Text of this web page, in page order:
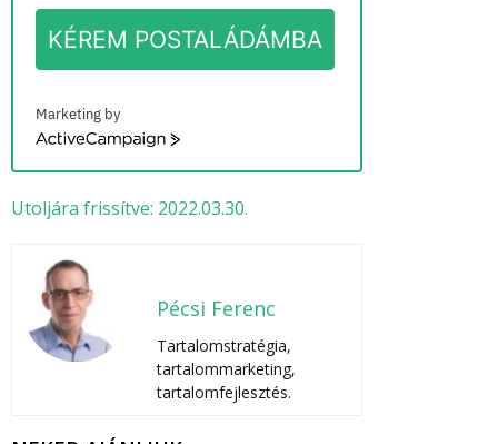
KÉREM POSTALÁDÁMBA
Marketing by
ActiveCampaign
Utoljára frissítve: 2022.03.30.
Pécsi Ferenc
Tartalomstratégia,
tartalommarketing,
tartalomfejlesztés.